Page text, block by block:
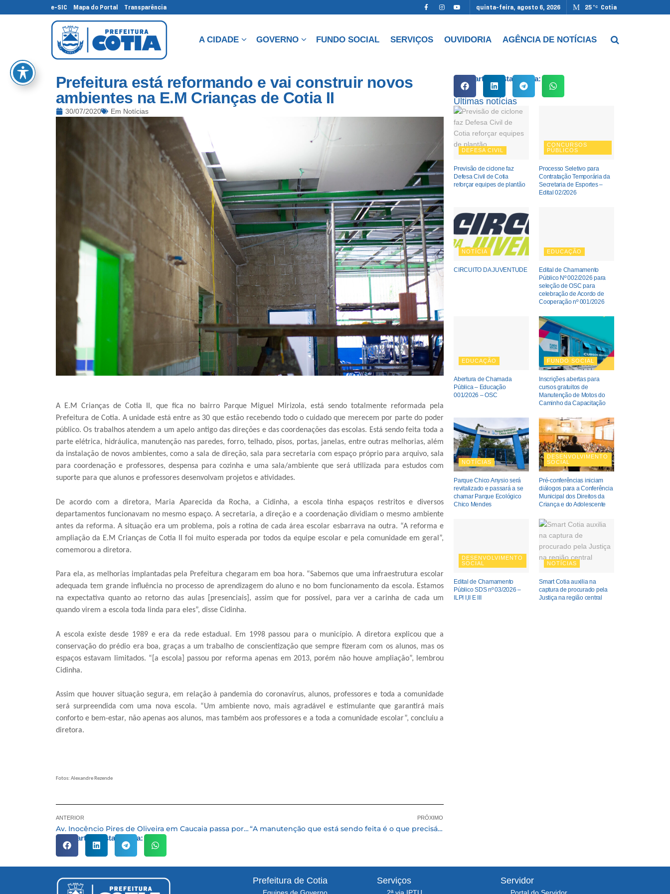
e-SIC Mapa do Portal Transparência quinta-feira, agosto 6, 2026 25 °C Cotia
A CIDADE GOVERNO FUNDO SOCIAL SERVIÇOS OUVIDORIA AGÊNCIA DE NOTÍCIAS
Prefeitura está reformando e vai construir novos
ambientes na E.M Crianças de Cotia II
30/07/2020 Em Notícias
A E.M Crianças de Cotia II, que fica no bairro Parque Miguel Mirizola, está sendo totalmente reformada pela
Prefeitura de Cotia. A unidade está entre as 30 que estão recebendo todo o cuidado que merecem por parte do poder
público. Os trabalhos atendem a um apelo antigo das direções e das coordenações das escolas. Está sendo feita toda a
parte elétrica, hidráulica, manutenção nas paredes, forro, telhado, pisos, portas, janelas, entre outras melhorias, além
da instalação de novos ambientes, como a sala de direção, sala para secretaria com espaço próprio para arquivo, sala
para coordenação e professores, despensa para cozinha e uma sala/ambiente que será utilizada para estudos com
suporte para que alunos e professores desenvolvam projetos e atividades.
De acordo com a diretora, Maria Aparecida da Rocha, a Cidinha, a escola tinha espaços restritos e diversos
departamentos funcionavam no mesmo espaço. A secretaria, a direção e a coordenação dividiam o mesmo ambiente
antes da reforma. A situação era um problema, pois a rotina de cada área escolar esbarrava na outra. “A reforma e
ampliação da E.M Crianças de Cotia II foi muito esperada por todos da equipe escolar e pela comunidade em geral”,
comemorou a diretora.
Para ela, as melhorias implantadas pela Prefeitura chegaram em boa hora. “Sabemos que uma infraestrutura escolar
adequada tem grande influência no processo de aprendizagem do aluno e no bom funcionamento da escola. Estamos
na expectativa quanto ao retorno das aulas [presenciais], assim que for possível, para ver a carinha de cada um
quando virem a escola toda linda para eles”, disse Cidinha.
A escola existe desde 1989 e era da rede estadual. Em 1998 passou para o município. A diretora explicou que a
conservação do prédio era boa, graças a um trabalho de conscientização que sempre fizeram com os alunos, mas os
espaços estavam limitados. “[a escola] passou por reforma apenas em 2013, porém não houve ampliação”, lembrou
Cidinha.
Assim que houver situação segura, em relação à pandemia do coronavírus, alunos, professores e toda a comunidade
será surpreendida com uma nova escola. “Um ambiente novo, mais agradável e estimulante que garantirá mais
conforto e bem-estar, não apenas aos alunos, mas também aos professores e a toda a comunidade escolar”, concluiu a
diretora.
Fotos: Alexandre Rezende
ANTERIOR
Av. Inocêncio Pires de Oliveira em Caucaia passa por revitalização do pavimento
PRÓXIMO
“A manutenção que está sendo feita é o que precisávamos” diz diretora sobre reforma da E.M Vicente Maciel
Compartilhe esta notícia:
Compartilhe esta notícia:
Últimas notícias
DEFESA CIVIL
Previsão de ciclone faz
Defesa Civil de Cotia
reforçar equipes de plantão
CONCURSOS
PÚBLICOS
Processo Seletivo para
Contratação Temporária da
Secretaria de Esportes –
Edital 02/2026
NOTÍCIA
CIRCUITO DA JUVENTUDE
EDUCAÇÃO
Edital de Chamamento
Público Nº 002/2026 para
seleção de OSC para
celebração de Acordo de
Cooperação nº 001/2026
EDUCAÇÃO
Abertura de Chamada
Pública – Educação
001/2026 – OSC
FUNDO SOCIAL
Inscrições abertas para
cursos gratuitos de
Manutenção de Motos do
Caminho da Capacitação
NOTÍCIAS
Parque Chico Anysio será
revitalizado e passará a se
chamar Parque Ecológico
Chico Mendes
DESENVOLVIMENTO
SOCIAL
Pré-conferências iniciam
diálogos para a Conferência
Municipal dos Direitos da
Criança e do Adolescente
DESENVOLVIMENTO
SOCIAL
Edital de Chamamento
Público SDS nº 03/2026 –
ILPI I,II E III
NOTÍCIAS
Smart Cotia auxilia na
captura de procurado pela
Justiça na região central
Prefeitura de Cotia
Equipes de Governo
Serviços
2ª via IPTU
Servidor
Portal do Servidor